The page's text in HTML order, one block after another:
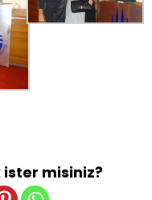
misiniz?